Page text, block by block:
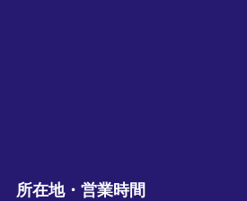
所在地・営業時間